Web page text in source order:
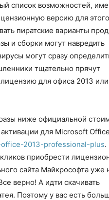
список возможностей,
версию для этого
пиратские варианты
и сборки могут навредить
могут сразу
тщательно прячут
для офиса 2013 или
ниже официальной
для Microsoft
2013-professional-plus.
приобрести
сайта Майкрософта уже
верно! А идти скачивать
Поэтому у вас есть